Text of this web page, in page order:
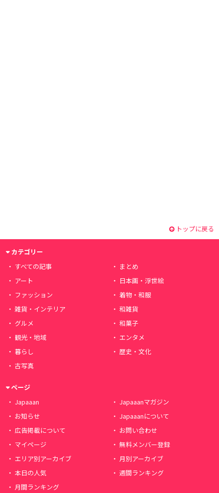
トップに戻る
カテゴリー
すべての記事
まとめ
アート
日本画・浮世絵
ファッション
着物・和服
雑貨・インテリア
和雑貨
グルメ
和菓子
観光・地域
エンタメ
暮らし
歴史・文化
古写真
ページ
Japaaan
Japaaanマガジン
お知らせ
Japaaanについて
広告掲載について
お問い合わせ
マイページ
無料メンバー登録
エリア別アーカイブ
月別アーカイブ
本日の人気
週間ランキング
月間ランキング